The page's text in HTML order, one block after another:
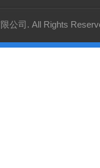
公司. All Rights